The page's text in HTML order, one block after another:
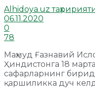
Alhidoya.uz
06.11.2020
0
78
Маҳмуд Ғазнавий
Ҳиндистонга 18
сафарларнинг
қаршиликка дуч